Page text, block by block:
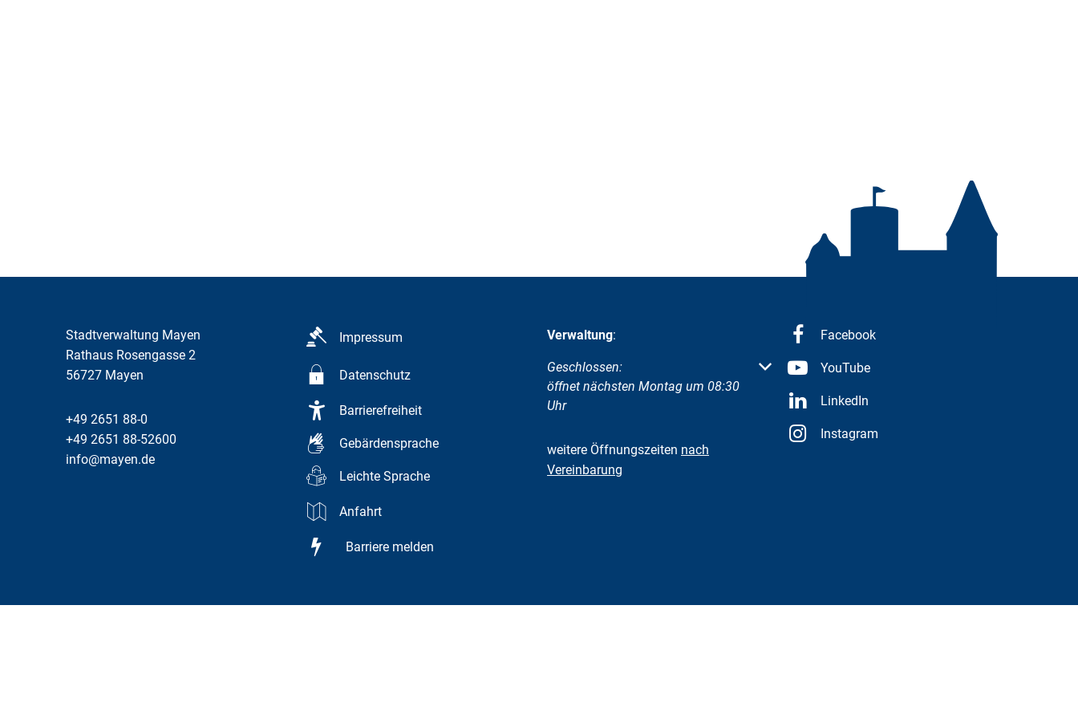
Stadtverwaltung Mayen
Rathaus Rosengasse 2
56727 Mayen
+49 2651 88-0
+49 2651 88-52600
info@mayen.de
Impressum
Datenschutz
Barrierefreiheit
Gebärdensprache
Leichte Sprache
Anfahrt
Barriere melden
Verwaltung:
Klicken, um weitere Öffnungs- oder Schließzeiten auszublenden
Geschlossen:
öffnet nächsten Montag um 08:30
Uhr
weitere Öffnungszeiten nach
Vereinbarung
Facebook
YouTube
LinkedIn
Instagram